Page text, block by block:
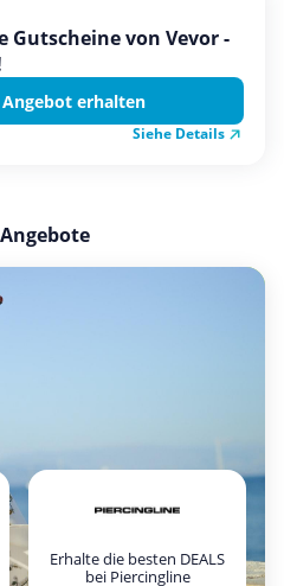
Gutscheine von Vevor -
Angebot erhalten
Siehe Details
Erhalte die besten DEALS
bei Piercingline